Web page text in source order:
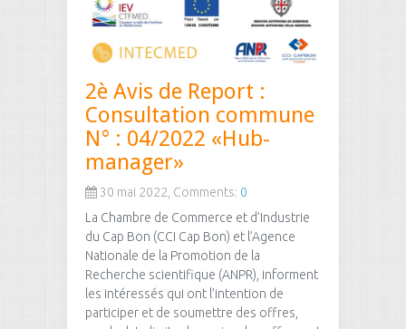
2è Avis de Report :
Consultation commune
N° : 04/2022 «Hub-
manager»
30 mai 2022, Comments: 0
La Chambre de Commerce et d’Industrie
du Cap Bon (CCI Cap Bon) et l’Agence
Nationale de la Promotion de la
Recherche scientifique (ANPR), informent
les intéressés qui ont l’intention de
participer et de soumettre des offres,